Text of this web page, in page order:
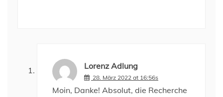
Lorenz Adlung
28. März 2022 at 16:56s
Moin, Danke! Absolut, die Recherche